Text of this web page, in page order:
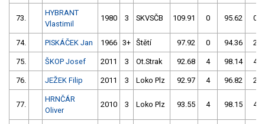
73.
HYBRANT
Vlastimil
1980 3 SKVSČB 109.91 0 95.62 0
74. PISKÁČEK Jan 1966 3+ Štětí 97.92 0 94.36 2
75. ŠKOP Josef 2011 3 Ot.Strak 92.68 4 98.14 4
76. JEŽEK Filip 2011 3 Loko Plz 92.97 4 96.82 2
77.
HRNČÁR
Oliver
2010 3 Loko Plz 93.55 4 98.15 4